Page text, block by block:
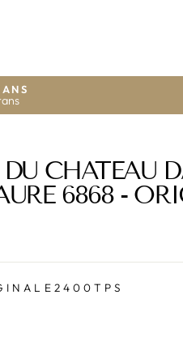
CHATEAU
6868 -